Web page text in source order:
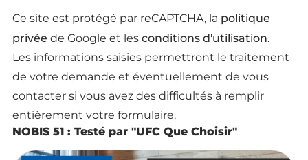
Ce site est protégé par reCAPTCHA, la politique
privée de Google et lesconditions d'utilisation.
Les informations saisies permettront le traitement
de votre demande et éventuellement de vous
contacter si vous avez des difficultés à remplir
entièrement votre formulaire.
NOBIS 51 : Testé par "UFC Que Choisir"